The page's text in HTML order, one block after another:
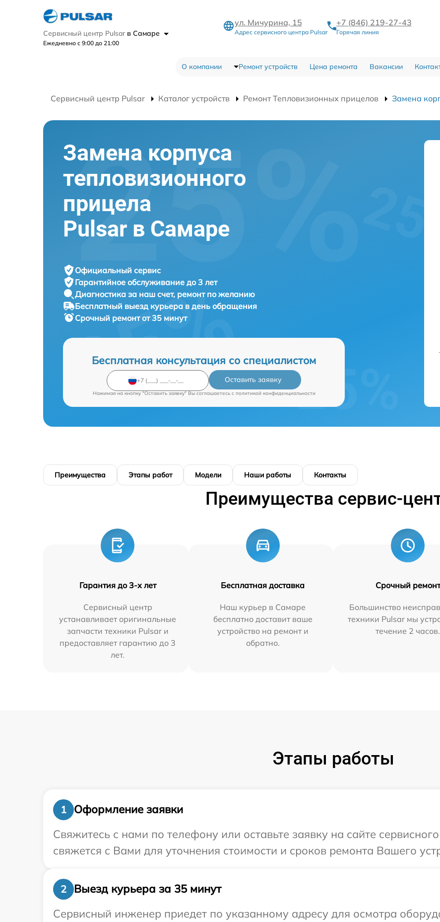
Сервисный центр Pulsar в Самаре
Ежедневно с 9:00 до 21:00
ул. Мичурина, 15
Адрес сервисного центра Pulsar
+7 (846) 219-27-43
Горячая линия
О компании Ремонт устройств Цена ремонта Вакансии
Сервисный центр Pulsar Каталог устройств Ремонт Тепловизионных прицелов Замена
Замена корпуса
тепловизионного
прицела
Pulsar в Самаре
Официальный сервис
Гарантийное обслуживание до 3 лет
Диагностика за наш счет, ремонт по желанию
Бесплатный выезд курьера в день обращения
Срочный ремонтот 35 минут
Бесплатная консультация со специалистом
Оставить заявку
Нажимая на кнопку "Оставить заявку" Вы соглашаетесь c политикой конфиденциальности
Преимущества Этапы работ Модели Наши работы Контакты
Преимущества сервис-
Гарантия до 3-х лет
Сервисный центр
устанавливает оригинальные
запчасти техники Pulsar и
предоставляет гарантию до 3
лет.
Бесплатная доставка
Наш курьер в Самаре
бесплатно доставит ваше
устройство на ремонт и
обратно.
Срочный ремонт
Большинство
техники Pulsar мы
течение 2 часов.
Этапы работы
1
Оформление заявки
Свяжитесь с нами по телефону или оставьте заявку на сайте
свяжется с Вами для уточнения стоимости и сроков ремонта Вашего
2
Выезд курьера за 35 минут
Сервисный инженер приедет по указанному адресу для осмотра